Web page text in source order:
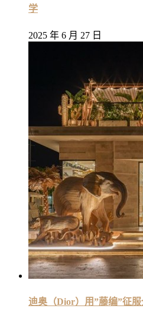
学
2025 年 6 月 27 日
迪奥（Dior）用”藤编”征